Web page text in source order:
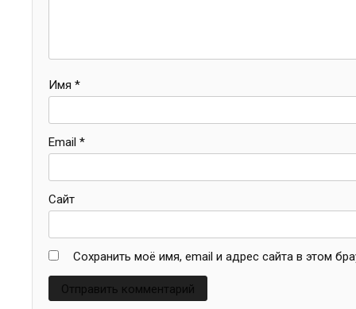
Имя *
Email *
Сайт
Сохранить моё имя, email и адрес сайта в этом